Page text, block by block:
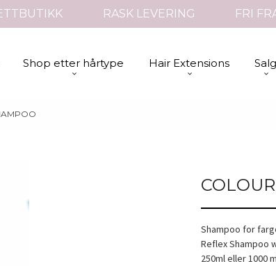
RASK LEVERING FRI
Shop etter hårtype Hair Extensions Salg
Shampoo for
Reflex Shampoo
250ml eller 1000